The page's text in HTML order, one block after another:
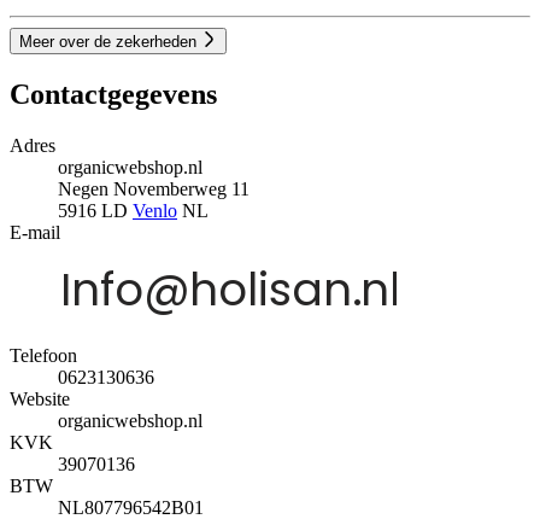
Meer over de zekerheden
Contactgegevens
Adres
organicwebshop.nl
Negen Novemberweg 11
5916 LD Venlo NL
E-mail
Telefoon
0623130636
Website
organicwebshop.nl
KVK
39070136
BTW
NL807796542B01